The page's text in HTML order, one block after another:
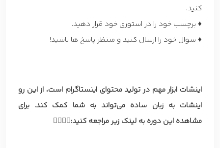
کنید.
♦ برچسب خود را در استوری خود قرار دهید.
♦ سوال خود را ارسال کنید و منتظر پاسخ ها باشید!
اینشات ابزار مهم در تولید محتوای اینستاگرام است، از این رو
اینشات به زبان ساده می‌تواند به شما کمک کند. برای
مشاهده این دوره به لینک زیر مراجعه کنید:👇🏼👇🏼